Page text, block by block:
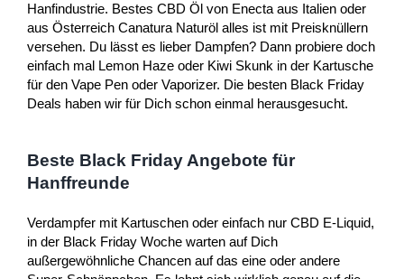
Hanfindustrie. Bestes CBD Öl von Enecta aus Italien oder
aus Österreich Canatura Naturöl alles ist mit Preisknüllern
versehen. Du lässt es lieber Dampfen? Dann probiere doch
einfach mal Lemon Haze oder Kiwi Skunk in der Kartusche
für den Vape Pen oder Vaporizer. Die besten Black Friday
Deals haben wir für Dich schon einmal herausgesucht.
Beste Black Friday Angebote für
Hanffreunde
Verdampfer mit Kartuschen oder einfach nur CBD E-Liquid,
in der Black Friday Woche warten auf Dich
außergewöhnliche Chancen auf das eine oder andere